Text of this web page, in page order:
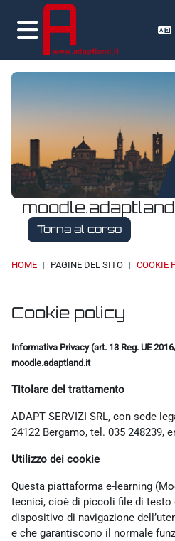
Vai al contenuto principale
Pannello laterale
Torna al corso
HOME PAGINE DEL SITO COOKIE
Cookie policy
Informativa Privacy (art. 13 Reg. UE
moodle.adaptland.it
Titolare del trattamento
ADAPT SERVIZI SRL, con sede
24122 Bergamo, tel. 035 248239,
Utilizzo dei cookie
Questa piattaforma e-learning
tecnici, cioè di piccoli file di testo
dispositivo di navigazione
e che garantiscono il normale